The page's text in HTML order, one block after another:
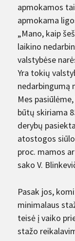
apmokamos
apmokama
„Mano, kaip
laikino
valstybėse
Yra tokių
nedarbingumą
Mes
būtų skiriama
derybų
atostogos
proc. mamos
sako V.
Pasak jos,
minimalaus
teisė į vaiko
stažo